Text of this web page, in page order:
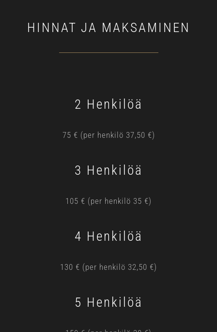
HINNAT JA MAKSAMINEN
2 Henkilöä
75 € (per henkilö 37,50 €)
3 Henkilöä
105 € (per henkilö 35 €)
4 Henkilöä
130 € (per henkilö 32,50 €)
5 Henkilöä